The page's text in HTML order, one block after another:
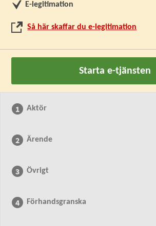
E-legitimation
Så här skaffar du e-legitimation
Starta e-tjänsten
Aktör
Ärende
Övrigt
Förhandsgranska